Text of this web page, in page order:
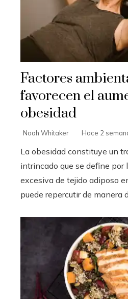
Factores
favorecen el
obesidad
Noah Whitaker Hace 2
La obesidad constituye un
intrincado que se define por
excesiva de tejido adiposo
puede repercutir de manera